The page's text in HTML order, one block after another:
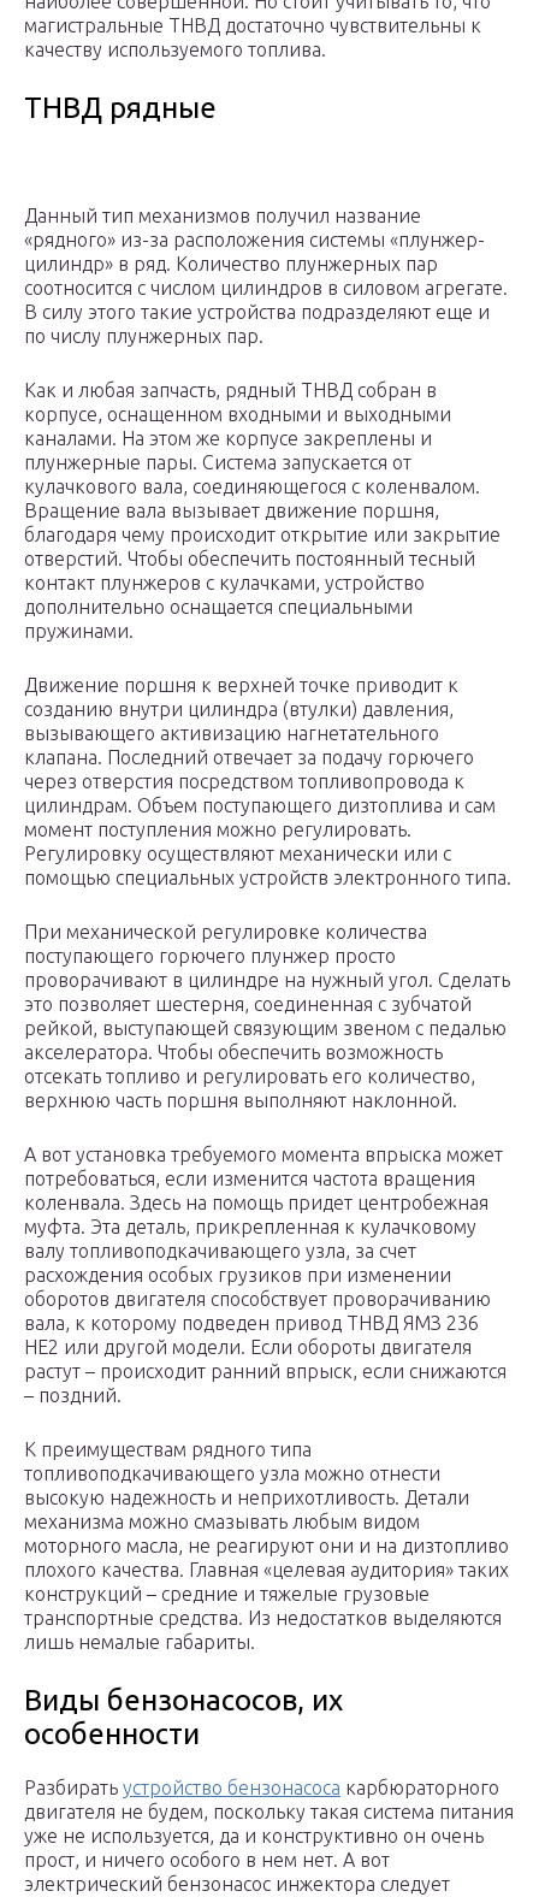
магистральные ТНВД достаточно чувствительны к
качеству используемого топлива.
ТНВД рядные
Данный тип механизмов получил название
«рядного» из-за расположения системы «плунжер-
цилиндр» в ряд. Количество плунжерных пар
соотносится с числом цилиндров в силовом агрегате.
В силу этого такие устройства подразделяют еще и
по числу плунжерных пар.
Как и любая запчасть, рядный ТНВД собран в
корпусе, оснащенном входными и выходными
каналами. На этом же корпусе закреплены и
плунжерные пары. Система запускается от
кулачкового вала, соединяющегося с коленвалом.
Вращение вала вызывает движение поршня,
благодаря чему происходит открытие или закрытие
отверстий. Чтобы обеспечить постоянный тесный
контакт плунжеров с кулачками, устройство
дополнительно оснащается специальными
пружинами.
Движение поршня к верхней точке приводит к
созданию внутри цилиндра (втулки) давления,
вызывающего активизацию нагнетательного
клапана. Последний отвечает за подачу горючего
через отверстия посредством топливопровода к
цилиндрам. Объем поступающего дизтоплива и сам
момент поступления можно регулировать.
Регулировку осуществляют механически или с
помощью специальных устройств электронного типа.
При механической регулировке количества
поступающего горючего плунжер просто
проворачивают в цилиндре на нужный угол. Сделать
это позволяет шестерня, соединенная с зубчатой
рейкой, выступающей связующим звеном с педалью
акселератора. Чтобы обеспечить возможность
отсекать топливо и регулировать его количество,
верхнюю часть поршня выполняют наклонной.
А вот установка требуемого момента впрыска может
потребоваться, если изменится частота вращения
коленвала. Здесь на помощь придет центробежная
муфта. Эта деталь, прикрепленная к кулачковому
валу топливоподкачивающего узла, за счет
расхождения особых грузиков при изменении
оборотов двигателя способствует проворачиванию
вала, к которому подведен привод ТНВД ЯМЗ 236
НЕ2 или другой модели. Если обороты двигателя
растут – происходит ранний впрыск, если снижаются
– поздний.
К преимуществам рядного типа
топливоподкачивающего узла можно отнести
высокую надежность и неприхотливость. Детали
механизма можно смазывать любым видом
моторного масла, не реагируют они и на дизтопливо
плохого качества. Главная «целевая аудитория» таких
конструкций – средние и тяжелые грузовые
транспортные средства. Из недостатков выделяются
лишь немалые габариты.
Виды бензонасосов, их
особенности
Разбирать устройство бензонасоса карбюраторного
двигателя не будем, поскольку такая система питания
уже не используется, да и конструктивно он очень
прост, и ничего особого в нем нет. А вот
электрический бензонасос инжектора следует